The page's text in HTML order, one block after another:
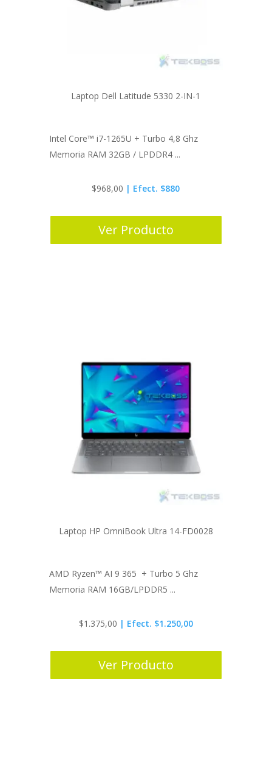
Laptop Dell Latitude 5330 2-IN-1
Intel Core™ i7-1265U + Turbo 4,8 Ghz
Memoria RAM 32GB / LPDDR4 ...
$968,00 | Efect. $880
Ver Producto
Laptop HP OmniBook Ultra 14-FD0028
AMD Ryzen™ AI 9 365 + Turbo 5 Ghz
Memoria RAM 16GB/LPDDR5 ...
$1.375,00 | Efect. $1.250,00
Ver Producto